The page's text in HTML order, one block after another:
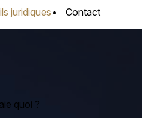
juridiques Contact
quoi ?